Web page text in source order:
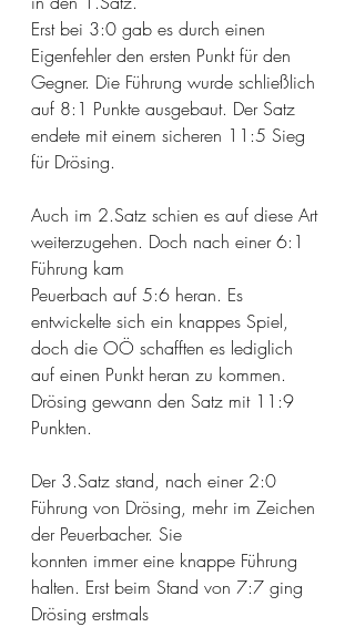
Erst bei 3:0 gab es durch einen
Eigenfehler den ersten Punkt für den
Gegner. Die Führung wurde schließlich
auf 8:1 Punkte ausgebaut. Der Satz
endete mit einem sicheren 11:5 Sieg
für Drösing.
Auch im 2.Satz schien es auf diese Art
weiterzugehen. Doch nach einer 6:1
Führung kam
Peuerbach auf 5:6 heran. Es
entwickelte sich ein knappes Spiel,
doch die OÖ schafften es lediglich
auf einen Punkt heran zu kommen.
Drösing gewann den Satz mit 11:9
Punkten.
Der 3.Satz stand, nach einer 2:0
Führung von Drösing, mehr im Zeichen
der Peuerbacher. Sie
konnten immer eine knappe Führung
halten. Erst beim Stand von 7:7 ging
Drösing erstmals